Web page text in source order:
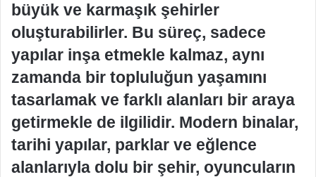
büyük ve karmaşık şehirler
oluşturabilirler. Bu süreç, sadece
yapılar inşa etmekle kalmaz, aynı
zamanda bir topluluğun yaşamını
tasarlamak ve farklı alanları bir araya
getirmekle de ilgilidir. Modern binalar,
tarihi yapılar, parklar ve eğlence
alanlarıyla dolu bir şehir, oyuncuların